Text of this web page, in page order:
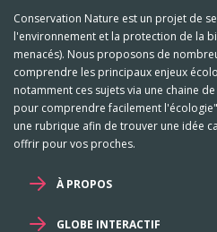
Conservation Nature est un projet de
l'environnement et la protection de la
menacés). Nous proposons de
comprendre les principaux enjeux
notamment ces sujets via une chaine
pour comprendre facilement
une rubrique afin de trouver une idée
offrir pour vos proches.
À PROPOS
GLOBE INTERACTIF